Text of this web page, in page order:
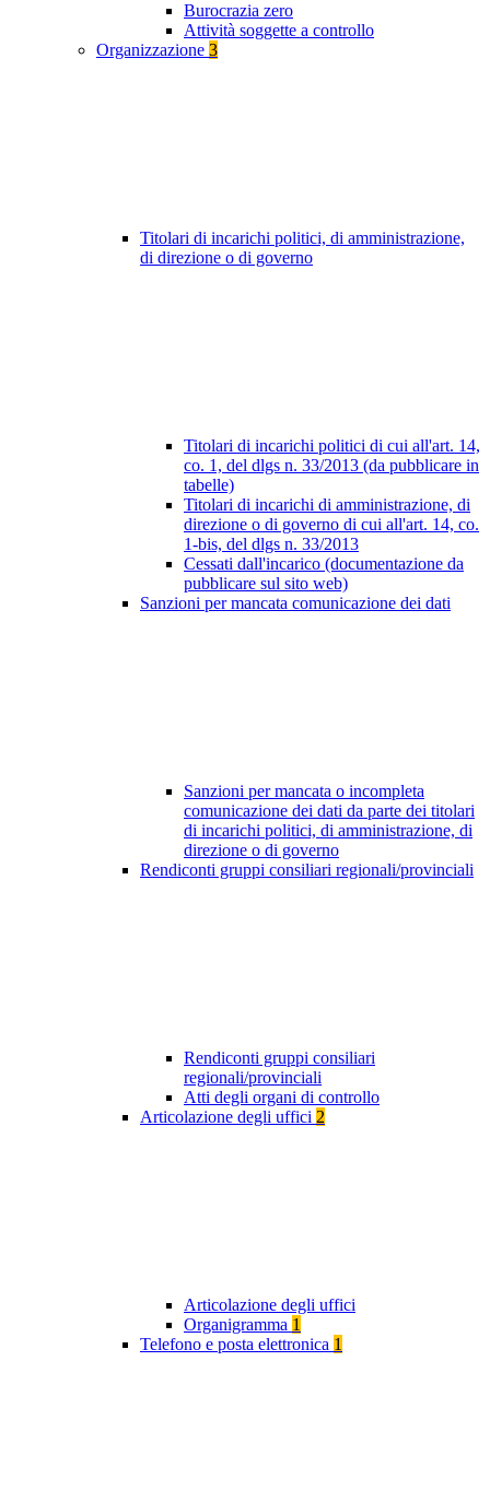
Burocrazia zero
Attività soggette a controllo
Organizzazione 3
Titolari di incarichi politici, di amministrazione,
di direzione o di governo
Titolari di incarichi politici di cui all'art. 14,
co. 1, del dlgs n. 33/2013 (da pubblicare in
tabelle)
Titolari di incarichi di amministrazione, di
direzione o di governo di cui all'art. 14, co.
1-bis, del dlgs n. 33/2013
Cessati dall'incarico (documentazione da
pubblicare sul sito web)
Sanzioni per mancata comunicazione dei dati
Sanzioni per mancata o incompleta
comunicazione dei dati da parte dei titolari
di incarichi politici, di amministrazione, di
direzione o di governo
Rendiconti gruppi consiliari regionali/provinciali
Rendiconti gruppi consiliari
regionali/provinciali
Atti degli organi di controllo
Articolazione degli uffici 2
Articolazione degli uffici
Organigramma 1
Telefono e posta elettronica 1